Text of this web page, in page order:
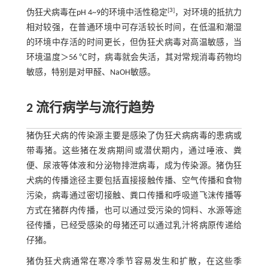
伪狂犬病毒在pH 4~9的环境中活性稳定[3] ，对环境的抵抗力
相对较强，在普通环境中可存活较长时间，在低温和潮湿
的环境中存活的时间更长，但伪狂犬病毒对高温敏感，当
环境温度＞56 ℃时，病毒就会失活，其对常规消毒药物均
敏感，特别是对甲醛、NaOH敏感。
2 流行病学与流行趋势
猪伪狂犬病的传染源主要是感染了伪狂犬病病毒的患病或
带毒猪。这些猪在发病期间或潜伏期内，通过唾液、粪
便、尿液等体液和分泌物排泄病毒，成为传染源。猪伪狂
犬病的传播途径主要包括直接接触传播、空气传播和食物
污染，病毒通过密切接触、粪口传播和呼吸道飞沫传播等
方式在猪群内传播，也可以通过受污染的饲料、水源等途
径传播，已经受感染的母猪还可以通过乳汁将病原传递给
仔猪。
猪伪狂犬病通常在寒冷季节容易发生和扩散，在这些季